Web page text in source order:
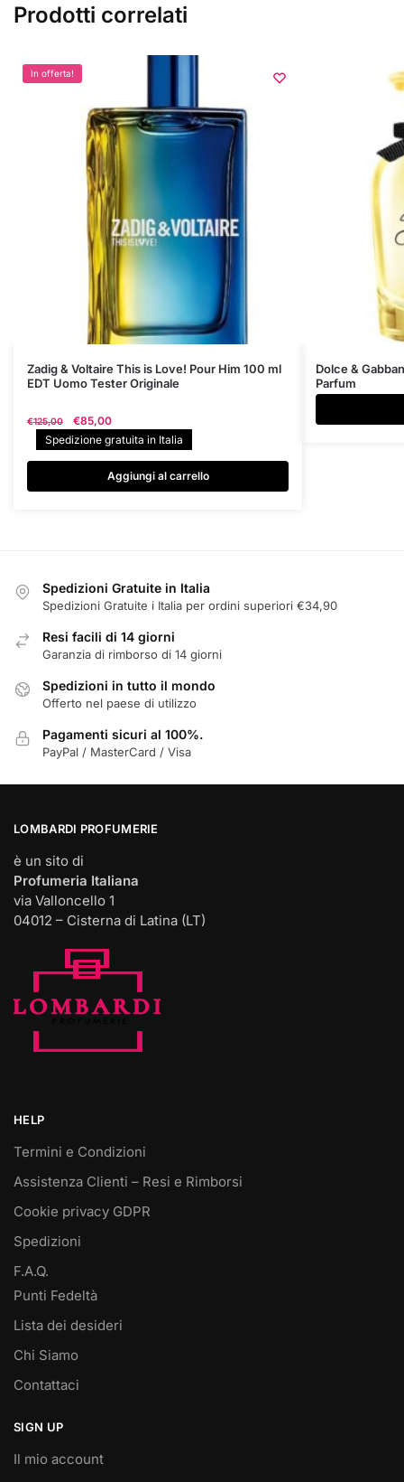
Prodotti correlati
In offerta!
Zadig & Voltaire This is Love! Pour Him 100 ml
EDT Uomo Tester Originale
€125,00
Il
prezzo
originale
€85,00
prezzo
attuale
è:
Spedizione gratuita in Italia
Aggiungi al carrello
Dolce &
Parfum
Spedizioni Gratuite in Italia
Spedizioni Gratuite i Italia per ordini superiori €34,90
Resi facili di 14 giorni
Garanzia di rimborso di 14 giorni
Spedizioni in tutto il mondo
Offerto nel paese di utilizzo
Pagamenti sicuri al 100%.
PayPal / MasterCard / Visa
LOMBARDI PROFUMERIE
è un sito di
Profumeria Italiana
via Valloncello 1
04012 – Cisterna di Latina (LT)
HELP
Termini e Condizioni
Assistenza Clienti – Resi e Rimborsi
Cookie privacy GDPR
Spedizioni
F.A.Q.
Punti Fedeltà
Lista dei desideri
Chi Siamo
Contattaci
SIGN UP
Il mio account